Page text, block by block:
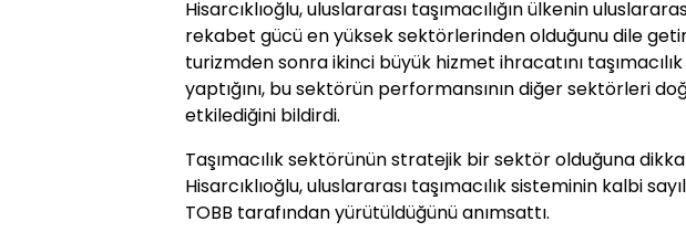
Hisarcıklıoğlu, uluslararası taşımacılığın ülkenin
rekabet gücü en yüksek sektörlerinden olduğunu dile
turizmden sonra ikinci büyük hizmet ihracatını
yaptığını, bu sektörün performansının diğer sektörleri
etkilediğini bildirdi.
Taşımacılık sektörünün stratejik bir sektör olduğuna
Hisarcıklıoğlu, uluslararası taşımacılık sisteminin kalbi
TOBB tarafından yürütüldüğünü anımsattı.